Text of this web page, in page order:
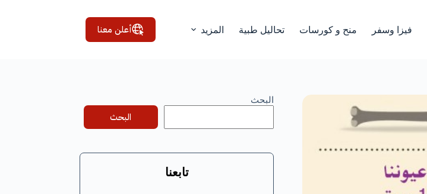
فيزا وسفر منح و كورسات تحاليل طبية المزيد أعلن معنا
البحث
البحث
تابعنا